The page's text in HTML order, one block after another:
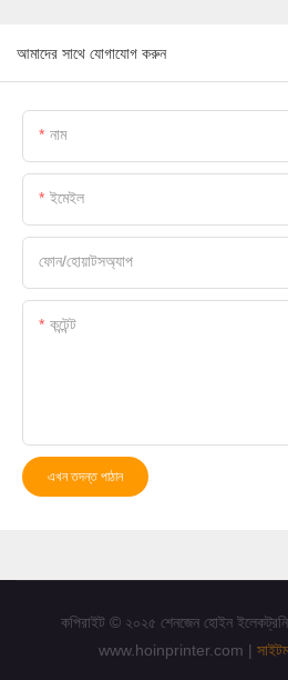
আমাদের সাথে যোগাযোগ করুন
নাম
ইমেইল
ফোন/হোয়াটসঅ্যাপ
কন্টেন্ট
এখন তদন্ত পাঠান
কপিরাইট © ২০২৫ শেনজেন হোইন
www.hoinprinter.com |